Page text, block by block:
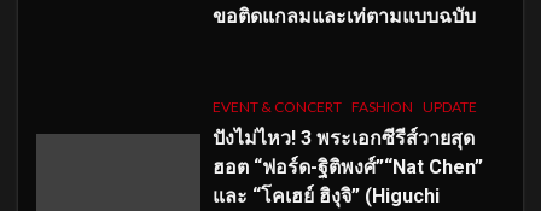
ขอติดแกลมและเท่ตามแบบฉบับ
EVENT & CONCERT FASHION UPDATE
ปังไม่ไหว! 3 พระเอกซีรีส์วายสุด
ฮอต “ฟอร์ด-ฐิติพงศ์”“Nat Chen”
และ “โคเฮย์ ฮิงุจิ” (Higuchi